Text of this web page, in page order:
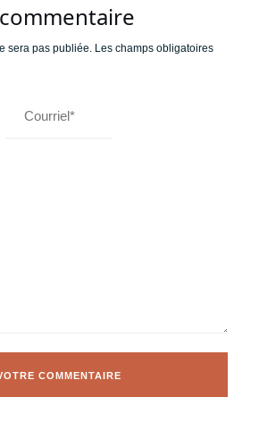
sera pas publiée. Les champs obligatoires